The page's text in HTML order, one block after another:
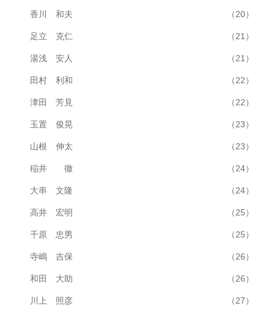
香川 和夫 （20）
足立 克仁 （21）
湯浅 安人 （21）
田村 利和 （22）
津田 芳見 （22）
玉置 俊晃 （23）
山根 伸太 （23）
稲井 徹 （24）
大串 文隆 （24）
高井 宏明 （25）
千原 忠男 （25）
寺嶋 吉保 （26）
和田 大助 （26）
川上 照彦 （27）